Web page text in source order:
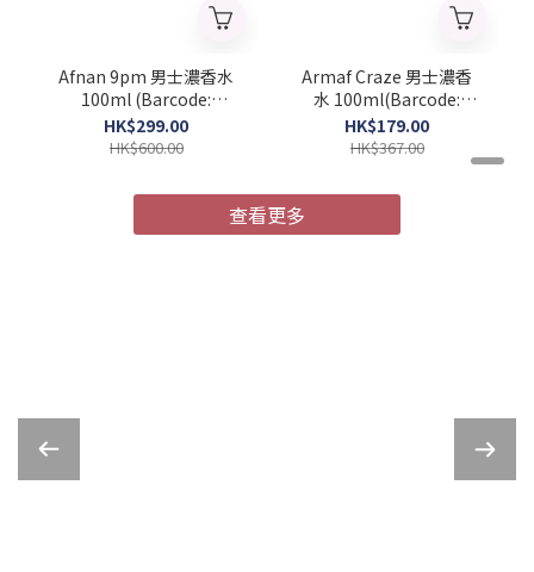
Afnan 9pm 男士濃香水
100ml (Barcode:
6290171002338)
HK$299.00
HK$600.00
Armaf Craze 男士濃香
水 100ml(Barcode:
6085010093987)
HK$179.00
HK$367.00
查看更多